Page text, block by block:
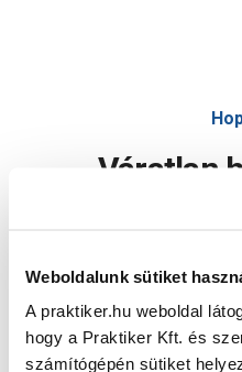
Weboldalunk sütiket
A praktiker.hu weboldal
hogy a Praktiker Kft. és
számítógépén sütiket
Váratlan
Oldal